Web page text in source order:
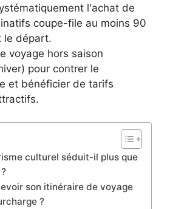
l'achat de
coupe-file au moins 90
le départ.
voyage hors saison
pour contrer le
et bénéficier de tarifs
culturel séduit-il plus que
son itinéraire de voyage
?